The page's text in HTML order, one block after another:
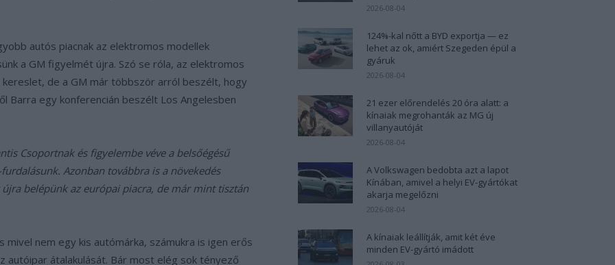
autós piacnak az elektromos modellek
a GM figyelmét újra. Szó se róla, az elektromos
de a GM már többször arról beszélt, hogy
Barra egy konferencián beszélt Los Angelesben
Csoportnak és figyelembe véve a belsőégésű
Azonban továbbra is a növekedés
belépünk az európai piacra, de már mint tisztán
nem egy kis autómárka, számukra is igen erős
autóipar átalakulását. Bár most elég sok tényező
2026-08-04
124%-kal nőtt a BYD exportja — ez
lehet az ok, amiért Szegeden épül a
gyáruk
2026-08-04
21 ezer előrendelés 20 óra alatt: a
kínaiak megrohanták az MG új
villanyautóját
2026-08-04
A Volkswagen bedobta azt a lapot
Kínában, amivel a helyi EV-gyártókat
akarja megelőzni
2026-08-04
A kínaiak leállítják, amit két éve
minden EV-gyártó imádott